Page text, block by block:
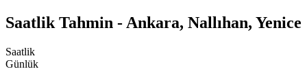
Saatlik Tahmin - Ankara, Nallıhan, Yenice
Saatlik
Günlük